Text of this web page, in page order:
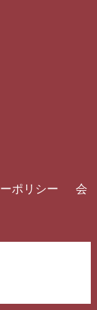
ポリシー
会